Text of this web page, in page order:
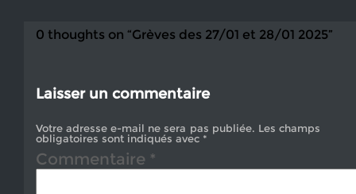
0 thoughts on “Grèves des 27/01 et 28/01 2025”
Laisser un commentaire
Votre adresse e-mail ne sera pas publiée. Les champs
obligatoires sont indiqués avec *
Commentaire *